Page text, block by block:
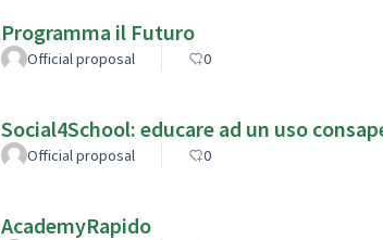
Programma il Futuro
Official proposal 0
Social4School: educare ad un uso
Official proposal 0
AcademyRapido